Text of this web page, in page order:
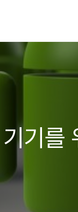
기를